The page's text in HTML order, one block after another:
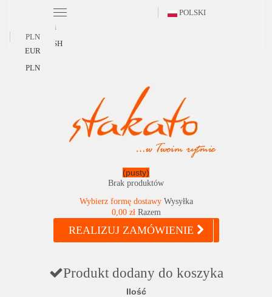
POLSKI
Polski
ENGLISH
PLN
EUR
PLN
(pusty)
Brak produktów
Wybierz formę dostawy Wysyłka
0,00 zł Razem
REALIZUJ ZAMÓWIENIE
Produkt dodany do koszyka
Ilość